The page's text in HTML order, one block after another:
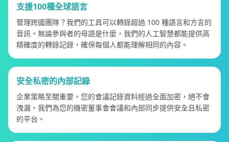
支援100種全球語言
管理跨國團隊？我們的工具可以轉錄超過 100 種語言和方言的
音訊。無論參與者的母語是什麼，我們的人工智慧都能提供高
精確度的轉錄記錄，確保每個人都能理解相同的內容。
安全私密的內部記錄
企業策略至關重要。您的會議記錄資料經過全面加密，絕不會
洩漏。我們為您的機密董事會會議和內部同步提供安全且私密
的平台。